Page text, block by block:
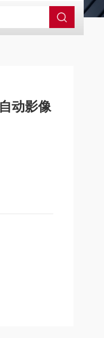
543-471B SJ-210三丰粗
动影像